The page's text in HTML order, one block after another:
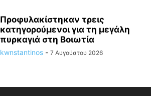
Προφυλακίστηκαν τρεις
κατηγορούμενοι για τη μεγάλη
πυρκαγιά στη Βοιωτία
kwnstantinos - 7 Αυγούστου 2026